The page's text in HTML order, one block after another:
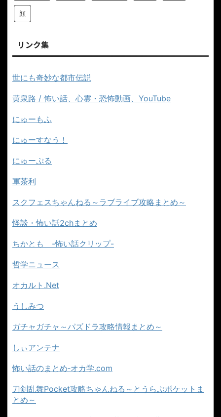
顔
リンク集
世にも奇妙な都市伝説
黄泉路 / 怖い話、心霊・恐怖動画、YouTube
にゅーもふ
にゅーすなう！
にゅーぷる
軍茶利
スクフェスちゃんねる～ラブライブ攻略まとめ～
怪談・怖い話2chまとめ
ちかとも -怖い話クリップ-
哲学ニュース
オカルト.Net
うしみつ
ガチャガチャ～パズドラ攻略情報まとめ～
しぃアンテナ
怖い話のまとめ‐オカ学.com
刀剣乱舞Pocket攻略ちゃんねる～とうらぶポケットま
とめ～